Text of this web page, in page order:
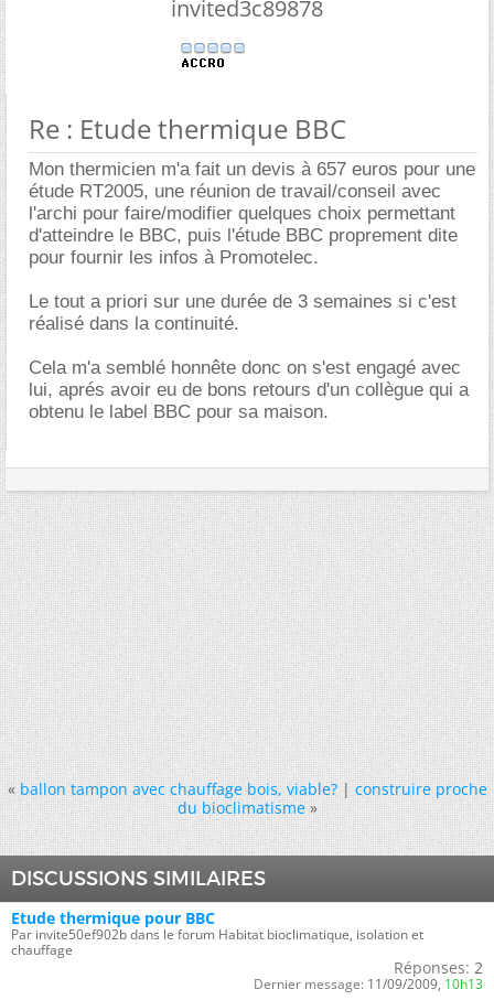
invited3c89878
Re : Etude thermique BBC
Mon thermicien m'a fait un devis à 657 euros pour une
étude RT2005, une réunion de travail/conseil avec
l'archi pour faire/modifier quelques choix permettant
d'atteindre le BBC, puis l'étude BBC proprement dite
pour fournir les infos à Promotelec.
Le tout a priori sur une durée de 3 semaines si c'est
réalisé dans la continuité.
Cela m'a semblé honnête donc on s'est engagé avec
lui, aprés avoir eu de bons retours d'un collègue qui a
obtenu le label BBC pour sa maison.
« ballon tampon avec chauffage bois, viable?|construire proche
du bioclimatisme »
DISCUSSIONS SIMILAIRES
Etude thermique pour BBC
Par invite50ef902b dans le forum Habitat bioclimatique, isolation et
chauffage
Réponses: 2
Dernier message: 11/09/2009, 10h13